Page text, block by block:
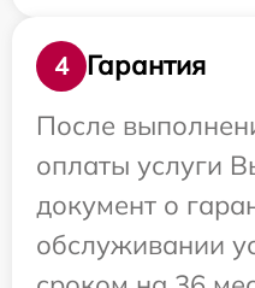
4
Гарантия
После
оплаты услуги
документ о
обслуживании